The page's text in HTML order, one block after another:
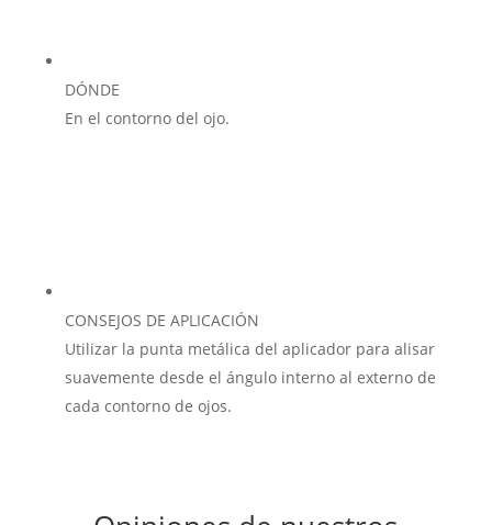
DÓNDE
En el contorno del ojo.
CONSEJOS DE APLICACIÓN
Utilizar la punta metálica del aplicador para alisar
suavemente desde el ángulo interno al externo de
cada contorno de ojos.